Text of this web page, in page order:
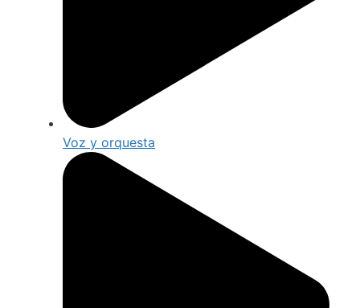
Voz y orquesta